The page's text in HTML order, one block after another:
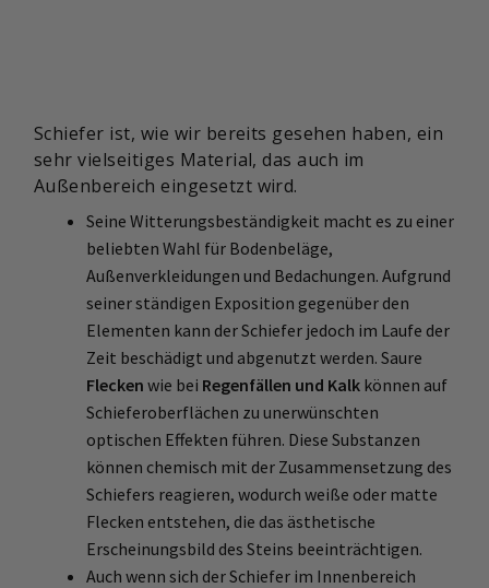
Schiefer ist, wie wir bereits gesehen haben, ein
sehr vielseitiges Material, das auch im
Außenbereich eingesetzt wird.
Seine Witterungsbeständigkeit macht es zu einer
beliebten Wahl für Bodenbeläge,
Außenverkleidungen und Bedachungen. Aufgrund
seiner ständigen Exposition gegenüber den
Elementen kann der Schiefer jedoch im Laufe der
Zeit beschädigt und abgenutzt werden. Saure
Flecken wie bei Regenfällen und Kalk können auf
Schieferoberflächen zu unerwünschten
optischen Effekten führen. Diese Substanzen
können chemisch mit der Zusammensetzung des
Schiefers reagieren, wodurch weiße oder matte
Flecken entstehen, die das ästhetische
Erscheinungsbild des Steins beeinträchtigen.
Auch wenn sich der Schiefer im Innenbereich